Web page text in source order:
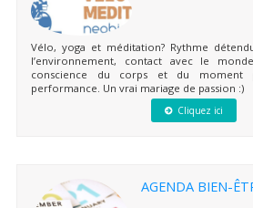
Vélo, yoga et méditation? Rythme
l’environnement, contact avec le
conscience du corps et du moment
performance. Un vrai mariage de passion :)
Cliquez ici
AGENDA BIEN-